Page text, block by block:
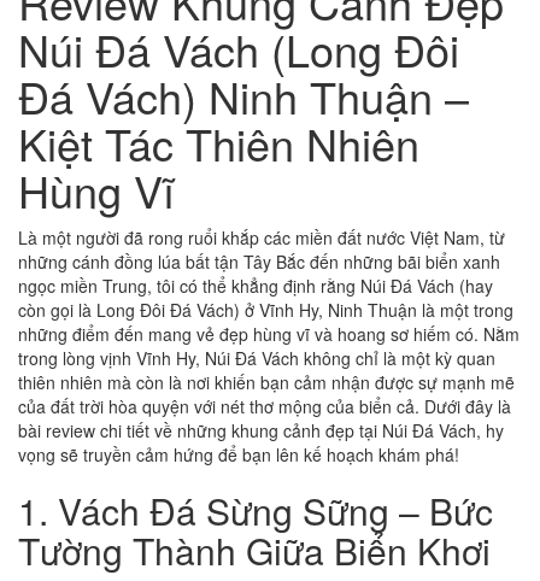
Núi Đá Vách (Long Đôi
Đá Vách) Ninh Thuận –
Kiệt Tác Thiên Nhiên
Hùng Vĩ
Là một người đã rong ruổi khắp các miền đất nước Việt Nam, từ
những cánh đồng lúa bất tận Tây Bắc đến những bãi biển xanh
ngọc miền Trung, tôi có thể khẳng định rằng Núi Đá Vách (hay
còn gọi là Long Đôi Đá Vách) ở Vĩnh Hy, Ninh Thuận là một trong
những điểm đến mang vẻ đẹp hùng vĩ và hoang sơ hiếm có. Nằm
trong lòng vịnh Vĩnh Hy, Núi Đá Vách không chỉ là một kỳ quan
thiên nhiên mà còn là nơi khiến bạn cảm nhận được sự mạnh mẽ
của đất trời hòa quyện với nét thơ mộng của biển cả. Dưới đây là
bài review chi tiết về những khung cảnh đẹp tại Núi Đá Vách, hy
vọng sẽ truyền cảm hứng để bạn lên kế hoạch khám phá!
1. Vách Đá Sừng Sững – Bức
Tường Thành Giữa Biển Khơi